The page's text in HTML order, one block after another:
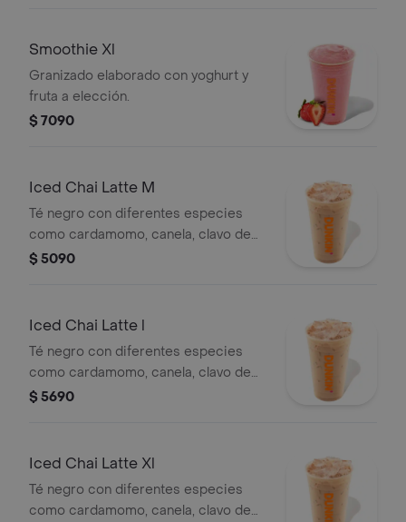
Smoothie Xl
Granizado elaborado con yoghurt y
fruta a elección.
$ 7090
Iced Chai Latte M
Té negro con diferentes especies
como cardamomo, canela, clavo de
olor, vainilla, y anís, servido con hielo
$ 5090
Iced Chai Latte l
Té negro con diferentes especies
como cardamomo, canela, clavo de
olor, vainilla, y anís, servido con hielo
$ 5690
Iced Chai Latte Xl
Té negro con diferentes especies
como cardamomo, canela, clavo de